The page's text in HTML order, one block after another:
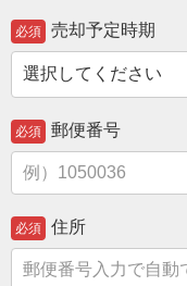
必須 売却予定時期
必須 郵便番号
必須 住所